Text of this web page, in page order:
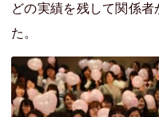
どの実績を残して関係
た。